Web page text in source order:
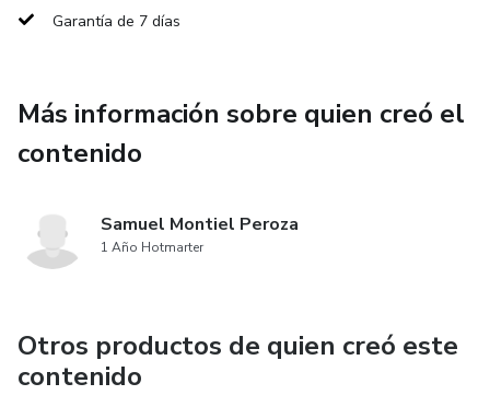
Este libro está pensado para jóvenes, estudiantes,
trabajadores o cualquier persona que quiera tomar el
No necesitas experiencia previa, solo el deseo de mejorar.
Garantía de 7 días
Más información sobre quien creó el
contenido
Samuel Montiel Peroza
1 Año Hotmarter
Otros productos de quien creó este
contenido